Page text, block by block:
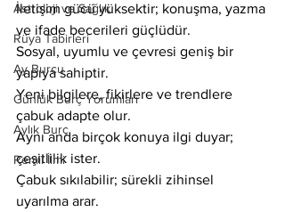
Astroloji ve Sağlık
Rüya Tabirleri
Ay Burcu
Günlük Burç Yorumları
Aylık Burç
Remil İlmi
İletişim gücü yüksektir; konuşma, yazma
ve ifade becerileri güçlüdür.
Sosyal, uyumlu ve çevresi geniş bir
yapıya sahiptir.
Yeni bilgilere, fikirlere ve trendlere
çabuk adapte olur.
Aynı anda birçok konuya ilgi duyar;
çeşitlilik ister.
Çabuk sıkılabilir; sürekli zihinsel
uyarılma arar.